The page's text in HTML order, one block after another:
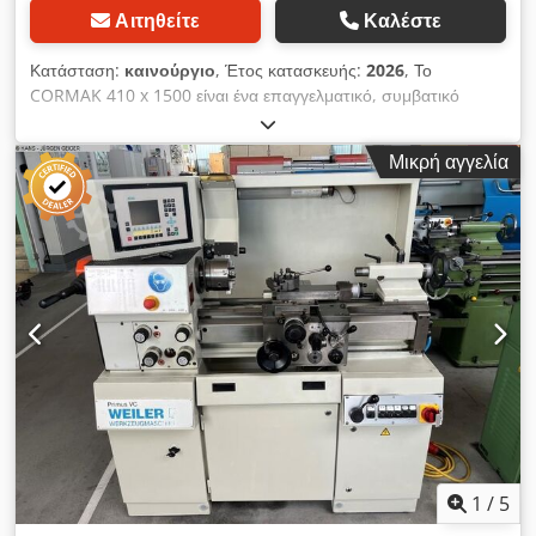
Αιτηθείτε Καλέστε
Κατάσταση: καινούργιο, Έτος κατασκευής: 2026, Το
CORMAK 410 x 1500 είναι ένα επαγγελματικό, συμβατικό
τόρνο για μέταλλα, σχεδιασμένο για την ακριβή κατεργασία
αξόνων, θυλών, σπειρωμάτων, καθώς και κωνικών και
κυλινδρικών επιφανειών. Χάρη στη μεγάλη απόσταση μεταξύ
των κέντρων, στην ανθεκτική κατασκευή του κορμού και στον
εκτεταμένο βασικό εξοπλισμό – συμπεριλαμβανομένου ενός
σετ πριονιών 20x20 mm και ενός ακριβούς περιστροφικού
κέντρου MK4 – αποτελεί μια ολοκληρωμένη λύση για
βιομηχανικές εγκαταστάσεις και εργαστήρια μηχανουργών.
Dsderh E Smspfx Ah Eokr Κύρια πλεονεκτήματα του
μηχανήματος Μεγάλη απόσταση μεταξύ των κέντρων 1500
mm – επιτρέπει την κατεργασία μεγάλων αξόνων και
εξαρτημάτων Σταθερή κατασκευή κορμού και βάσης από
χυτοσίδηρο – η σκληρυμένη και λειασμένη επιφάνεια εργασίας
ελαχιστοποιεί τις δονήσεις και εξασφαλίζει ακρίβεια Μεγάλη
διάμετρος του άξονα 52 mm – επιτρέπει την κατεργασία
σωλήνων και εξαρτημάτων μεγαλύτερης διαμέτρου Ακριβή
ρουλεμάν του άξονα – το ενισχυμένο σύστημα εγγυάται
Μικρή αγγελία
1 / 5